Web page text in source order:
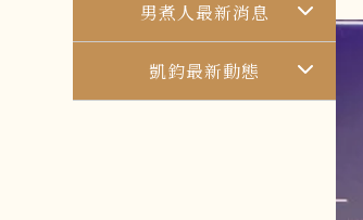
男煮人最新消息
凱鈞最新動態